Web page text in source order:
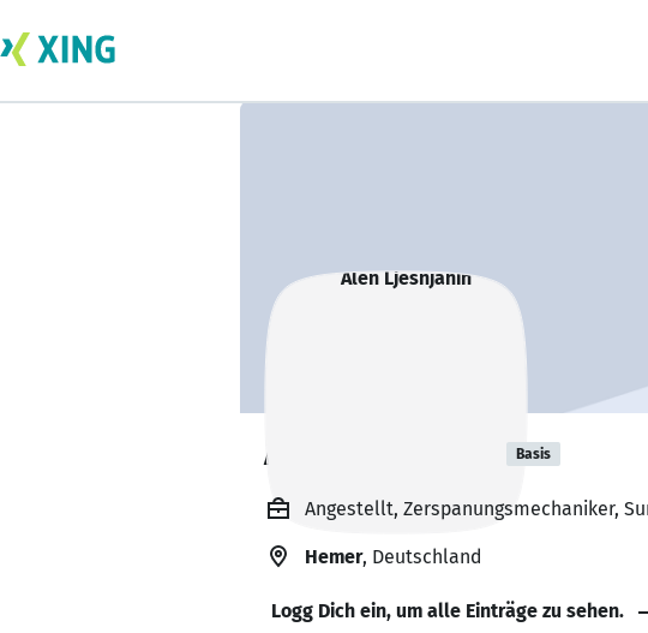
Alen Ljesnjanin Basis
Angestellt, Zerspanungsmechaniker,
Hemer, Deutschland
Logg Dich ein, um alle Einträge zu sehen.